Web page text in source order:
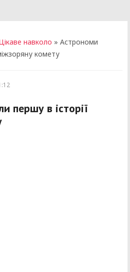
навколо » Астрономи
комету
першу в історії